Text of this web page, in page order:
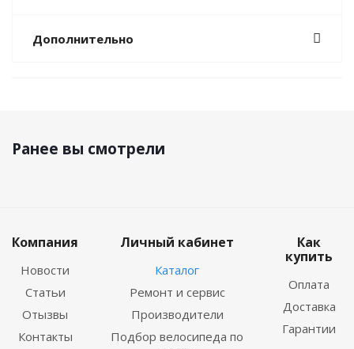
Дополнительно
Ранее вы смотрели
Компания
Новости
Статьи
Отызвы
Контакты
Личный кабинет
Каталог
Ремонт и сервис
Производители
Подбор велосипеда по
Как
купить
Оплата
Доставка
Гарантии